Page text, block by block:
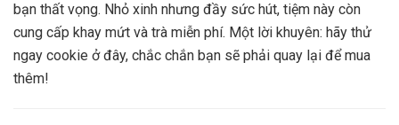
bạn thất vọng. Nhỏ xinh nhưng đầy sức hút, tiệm này còn
cung cấp khay mứt và trà miễn phí. Một lời khuyên: hãy thử
ngay cookie ở đây, chắc chắn bạn sẽ phải quay lại để mua
thêm!